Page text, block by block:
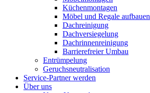
Küchenmontagen
Möbel und Regale aufbauen
Dachreinigung
Dachversiegelung
Dachrinnenreinigung
Barrierefreier Umbau
Entrümpelung
Geruchsneutralisation
Service-Partner werden
Über uns